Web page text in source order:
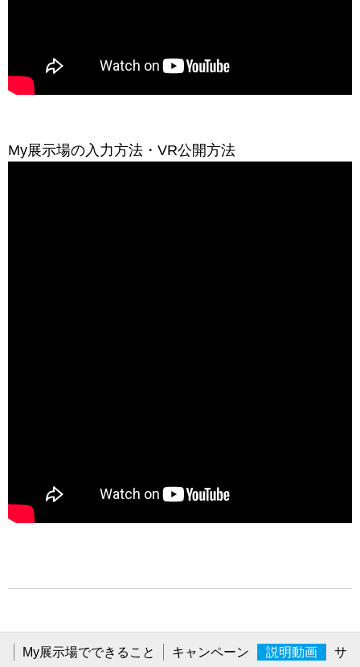
My展示場の入力方法・VR公開方法
My展示場でできること キャンペーン 説明動画
サ